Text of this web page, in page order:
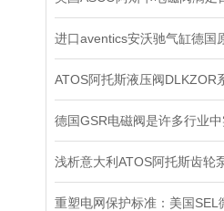
进口aventics安沃驰气缸德国